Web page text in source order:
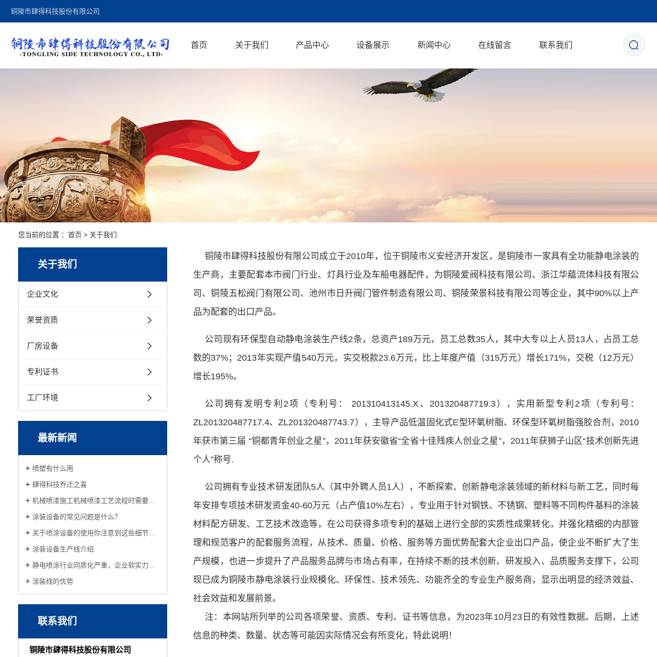
铜陵市肆得科技股份有限公司
首页 关于我们
工厂环境
产品中心 设备展示 新闻中心
公司新闻
行业动态
在线留言 联系我们
您当前的位置 ： 首页 > 关于我们
关于我们
企业文化
荣誉资质
厂房设备
专利证书
工厂环境
最新新闻
喷塑有什么用
肆得科技乔迁之喜
机械喷漆施工机械喷漆工艺流程时需要注意哪些问题
涂装设备的常见问题是什么？
关于喷涂设备的使用你注意到这些细节了吗？
涂装设备生产线介绍
静电喷涂行业同质化严重，企业软实力为转型重点
涂装线的优势
联系我们
铜陵市肆得科技股份有限公司
铜陵市肆得科技股份有限公司成立于2010年，位于铜陵市义安经济开发区，是铜陵市一家具有全功能静电涂装的
生产商，主要配套本市阀门行业、灯具行业及车船电器配件，为铜陵爱阀科技有限公司、浙江华藴流体科技有限公
司、铜陵五松阀门有限公司、池州市日升阀门管件制造有限公司、铜陵荣景科技有限公司等企业，其中90%以上产
品为配套的出口产品。
公司现有环保型自动静电涂装生产线2条，总资产189万元，员工总数35人，其中大专以上人员13人，占员工总
数的37%；2013年实现产值540万元，实交税款23.6万元，比上年度产值（315万元）增长171%，交税（12万元）
增长195%。
公司拥有发明专利2项（专利号： 201310413145.X、201320487719.3），实用新型专利2项（专利号：
ZL201320487717.4、ZL201320487743.7），主导产品低温固化式E型环氧树脂、环保型环氧树脂强胶合剂，2010
年获市第三届 “铜都青年创业之星”，2011年获安徽省“全省十佳残疾人创业之星”，2011年获狮子山区“技术创新先进
个人”称号.
公司拥有专业技术研发团队5人（其中外聘人员1人），不断探索、创新静电涂装领域的新材料与新工艺，同时每
年安排专项技术研发资金40-60万元（占产值10%左右），专业用于针对钢铁、不锈钢、塑料等不同构件基料的涂装
材料配方研发、工艺技术改造等，在公司获得多项专利的基础上进行全部的实质性成果转化，并强化精细的内部管
理和规范客户的配套服务流程，从技术、质量、价格、服务等方面优势配套大企业出口产品，使企业不断扩大了生
产规模，也进一步提升了产品服务品牌与市场占有率，在持续不断的技术创新、研发投入、品质服务支撑下，公司
现已成为铜陵市静电涂装行业规模化、环保性、技术领先、功能齐全的专业生产服务商，显示出明显的经济效益、
社会效益和发展前景。
注：本网站所列举的公司各项荣誉、资质、专利、证书等信息，为2023年10月23日的有效性数据。后期，上述
信息的种类、数量、状态等可能因实际情况会有所变化，特此说明！